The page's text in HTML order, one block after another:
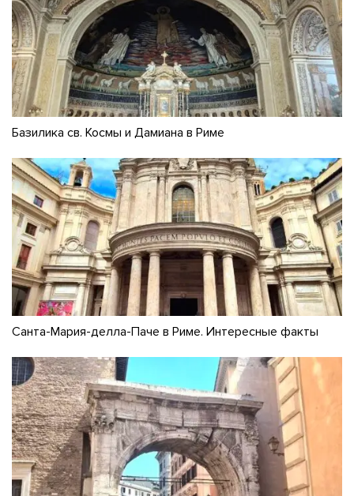
Базилика св. Космы и Дамиана в Риме
Санта-Мария-делла-Паче в Риме. Интересные факты